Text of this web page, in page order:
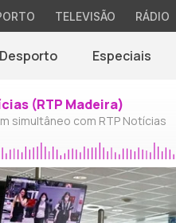
TELEVISÃO RÁDIO
Desporto Especiais
(RTP Madeira)
simultâneo com RTP Notícias